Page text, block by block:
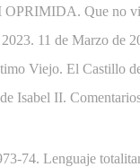
Que no
11 de Marzo de
Viejo. El Castillo
Isabel II.
74. Lenguaje